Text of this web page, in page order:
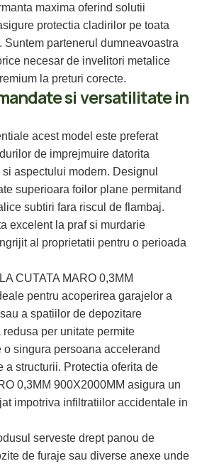
maxima oferind solutii
protectia cladirilor pe toata
Suntem partenerul dumneavoastra
necesar de invelitori metalice
la preturi corecte.
si versatilitate in
acest model este preferat
de imprejmuire datorita
aspectului modern. Designul
superioara foilor plane permitand
subtiri fara riscul de flambaj.
excelent la praf si murdarie
al proprietatii pentru o perioada
CUTATA MARO 0,3MM
pentru acoperirea garajelor a
a spatiilor de depozitare
per unitate permite
o singura persoana accelerand
a structurii. Protectia oferita de
0,3MM 900X2000MM asigura un
impotriva infiltratiilor accidentale in
serveste drept panou de
de furaje sau diverse anexe unde